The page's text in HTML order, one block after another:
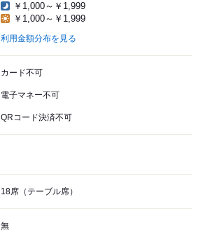
￥1,000～￥1,999
￥1,000～￥1,999
利用金額分布を見る
カード不可
電子マネー不可
QRコード決済不可
18席（テーブル席）
無